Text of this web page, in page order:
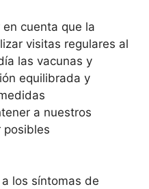
cuenta que la
visitas regulares al
las vacunas y
equilibrada y
a nuestros
posibles
los síntomas de